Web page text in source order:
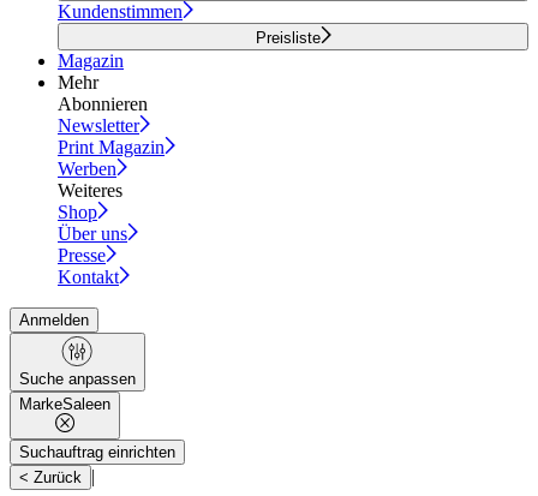
Kundenstimmen
Preisliste
Magazin
Mehr
Abonnieren
Newsletter
Print Magazin
Werben
Weiteres
Shop
Über uns
Presse
Kontakt
Anmelden
Suche anpassen
MarkeSaleen
Suchauftrag einrichten
< Zurück |